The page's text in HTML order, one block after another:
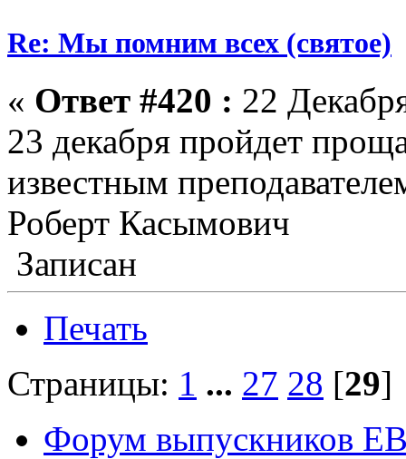
Re: Мы помним всех (святое)
« Ответ #420 : 22
23 декабря пройдет
известным
Роберт Касымович
Записан
Печать
Страницы: 1 ... 27 28 [29
Форум выпускников